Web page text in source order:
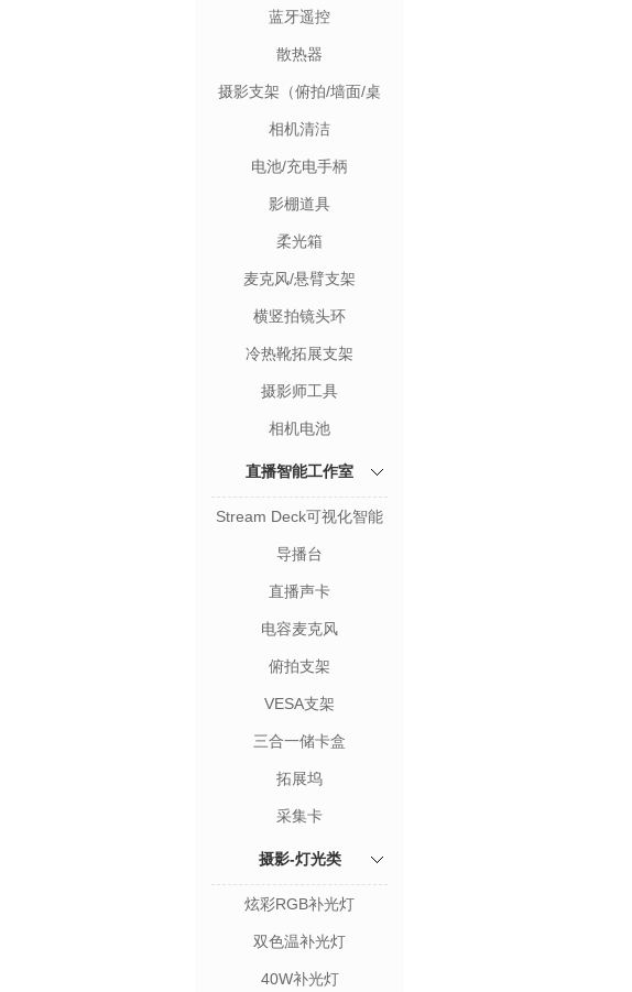
蓝牙遥控
散热器
摄影支架（俯拍/墙面/桌
面）
相机清洁
电池/充电手柄
影棚道具
柔光箱
麦克风/悬臂支架
横竖拍镜头环
冷热靴拓展支架
摄影师工具
相机电池
直播智能工作室
Stream Deck可视化智能
键盘
导播台
直播声卡
电容麦克风
俯拍支架
VESA支架
三合一储卡盒
拓展坞
采集卡
摄影-灯光类
炫彩RGB补光灯
双色温补光灯
40W补光灯